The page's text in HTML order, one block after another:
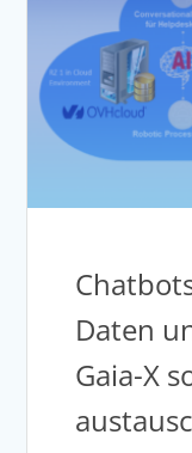
Daten
Gaia-X